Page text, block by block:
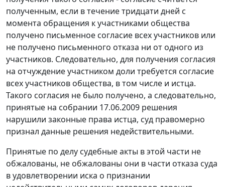
полученным, если в течение тридцати дней с
момента обращения к участниками общества
получено письменное согласие всех участников или
не получено письменного отказа ни от одного из
участников. Следовательно, для получения согласия
на отчуждение участником доли требуется согласие
всех участников общества, в том числе и истца.
Такого согласия не было получено, а следовательно,
принятые на собрании 17.06.2009 решения
нарушили законные права истца, суд правомерно
признал данные решения недействительными.
Принятые по делу судебные акты в этой части не
обжалованы, не обжалованы они в части отказа суда
в удовлетворении иска о признании